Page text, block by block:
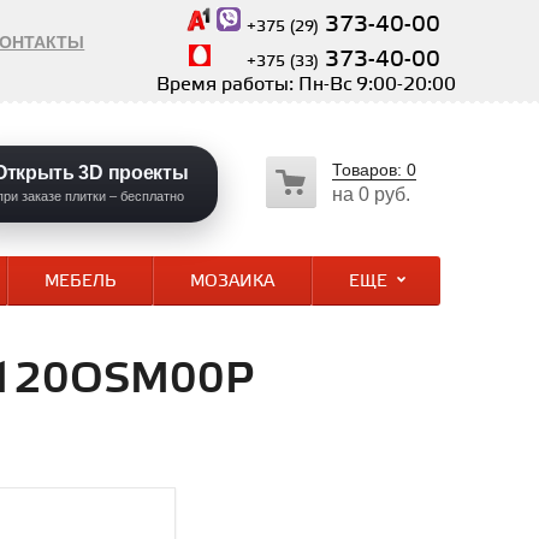
+375 (29) 373-40-00
+375 (33) 373-40-00
Время работы: Пн-Вс 9:00-20:00
3D проекты
заказе плитки – бесплатно
Товаров: 0
на 0 руб.
МЕБЕЛЬ МОЗАИКА ЕЩЕ